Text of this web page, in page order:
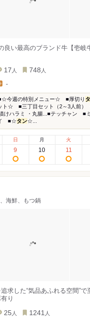
良い最高のブランド牛【壱岐
17 人 748 人
-
今週の特別メニュー☆ ■厚切り
☆ ■三丁目セット（2～3人前）
漬けハラミ ・丸腸...■テッチャン ■
■☆タン☆...
日
9
月
10
火
11
海鮮、もつ鍋
求した“気品あふれる空間”で
り
25 人 1241 人